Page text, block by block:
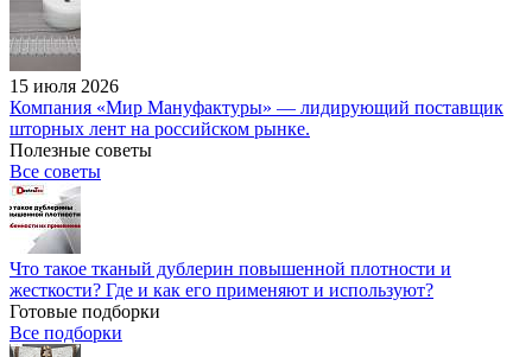
15 июля 2026
Компания «Мир Мануфактуры» — лидирующий поставщик
шторных лент на российском рынке.
Полезные советы
Все советы
Что такое тканый дублерин повышенной плотности и
жесткости? Где и как его применяют и используют?
Готовые подборки
Все подборки